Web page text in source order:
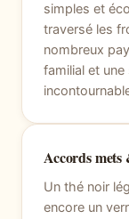
simples et
traversé les
nombreux
familial et
Accords mets
Un thé noir
encore un